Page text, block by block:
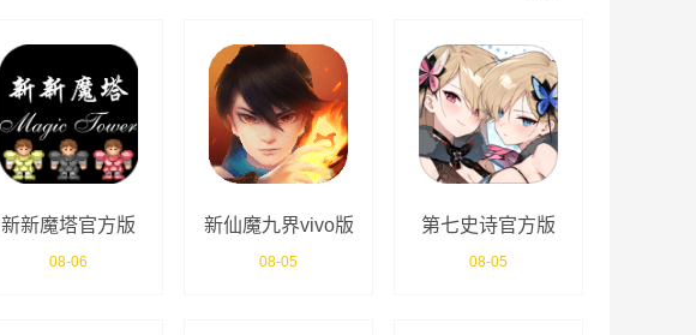
新新魔塔官方版
08-06
新仙魔九界vivo版
08-05
第七史诗官方版
08-05